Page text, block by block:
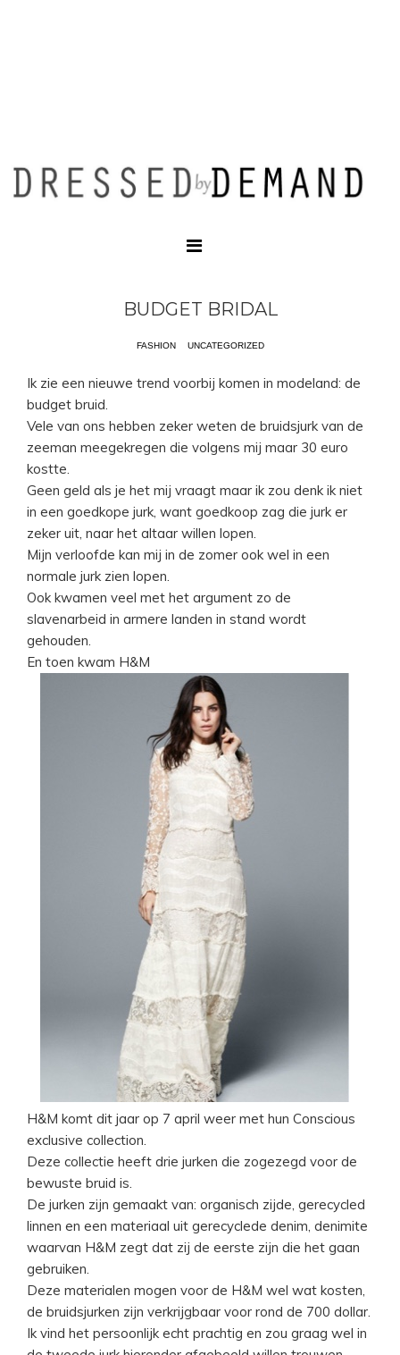
BUDGET BRIDAL
FASHION UNCATEGORIZED
Ik zie een nieuwe trend voorbij komen in modeland: de
budget bruid.
Vele van ons hebben zeker weten de bruidsjurk van de
zeeman meegekregen die volgens mij maar 30 euro
kostte.
Geen geld als je het mij vraagt maar ik zou denk ik niet
in een goedkope jurk, want goedkoop zag die jurk er
zeker uit, naar het altaar willen lopen.
Mijn verloofde kan mij in de zomer ook wel in een
normale jurk zien lopen.
Ook kwamen veel met het argument zo de
slavenarbeid in armere landen in stand wordt
gehouden.
En toen kwam H&M
H&M komt dit jaar op 7 april weer met hun Conscious
exclusive collection.
Deze collectie heeft drie jurken die zogezegd voor de
bewuste bruid is.
De jurken zijn gemaakt van: organisch zijde, gerecycled
linnen en een materiaal uit gerecyclede denim, denimite
waarvan H&M zegt dat zij de eerste zijn die het gaan
gebruiken.
Deze materialen mogen voor de H&M wel wat kosten,
de bruidsjurken zijn verkrijgbaar voor rond de 700 dollar.
Ik vind het persoonlijk echt prachtig en zou graag wel in